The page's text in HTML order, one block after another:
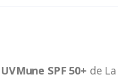
SPF 50+ de La